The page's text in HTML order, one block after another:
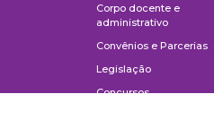
Corpo docente e
administrativo
Convênios e Parcerias
Legislação
Concursos